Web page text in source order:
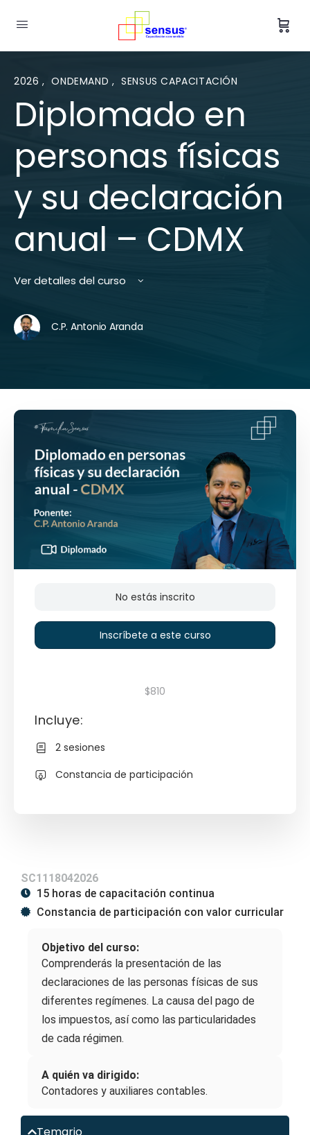
2026, ONDEMAND , SENSUS CAPACITACIÓN
Diplomado en
personas físicas
y su declaración
anual – CDMX
Ver detalles del curso
C.P. Antonio Aranda
SC1118042026
15 horas de capacitación continua
Constancia de participación con valor curricular
Objetivo del curso:
Comprenderás la presentación de las
declaraciones de las personas físicas de sus
diferentes regímenes. La causa del pago de
los impuestos, así como las particularidades
de cada régimen.
A quién va dirigido:
Contadores y auxiliares contables.
Temario
No estás inscrito
Inscríbete a este curso
$810
Incluye:
2 sesiones
Constancia de participación